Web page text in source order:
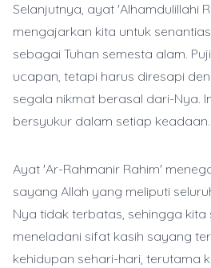
Selanjutnya, ayat 'Alhamdulillahi
mengajarkan kita untuk
sebagai Tuhan semesta alam.
ucapan, tetapi harus diresapi
segala nikmat berasal dari-Nya.
bersyukur dalam setiap keadaan.
Ayat 'Ar-Rahmanir Rahim'
sayang Allah yang meliputi
Nya tidak terbatas, sehingga
meneladani sifat kasih sayang
kehidupan sehari-hari, terutama